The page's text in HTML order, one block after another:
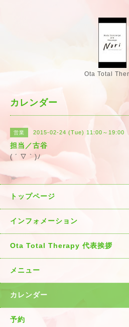
Ota Total
カレンダー
営業 2015-02-24 (Tue) 11:00～19:00
担当／古谷
( ´ ▽ ` )ﾉ
トップページ
インフォメーション
Ota Total Therapy 代表挨拶
メニュー
カレンダー
予約